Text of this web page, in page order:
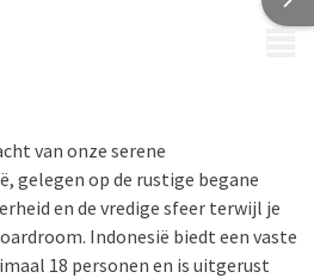
van onze serene
gelegen op de rustige begane
en de vredige sfeer terwijl je
Indonesië biedt een vaste
18 personen en is uitgerust